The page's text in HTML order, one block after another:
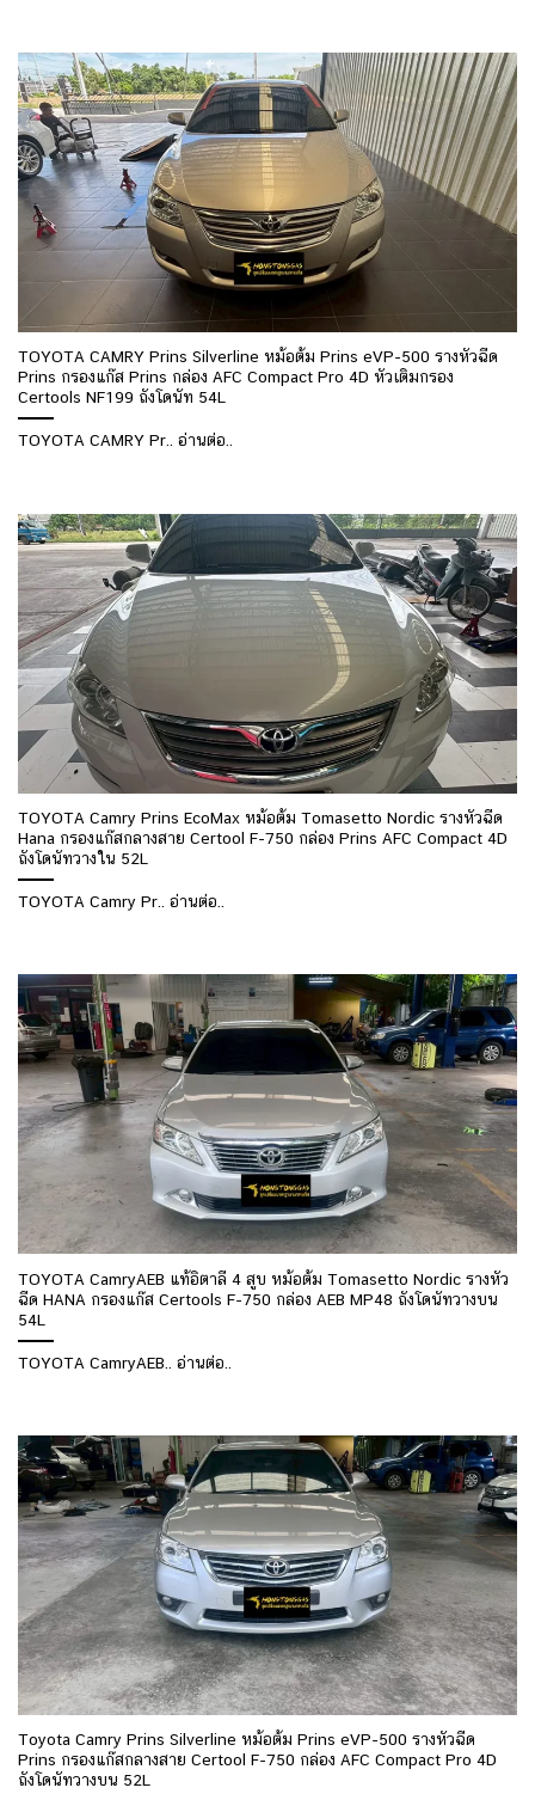
TOYOTA CAMRY Prins Silverline หม้อต้ม Prins eVP-500 รางหัวฉีด
Prins กรองแก๊ส Prins กล่อง AFC Compact Pro 4D หัวเติมกรอง
Certools NF199 ถังโดนัท 54L
TOYOTA CAMRY Pr.. อ่านต่อ..
TOYOTA Camry Prins EcoMax หม้อต้ม Tomasetto Nordic รางหัวฉีด
Hana กรองแก๊สกลางสาย Certool F-750 กล่อง Prins AFC Compact 4D
ถังโดนัทวางใน 52L
TOYOTA Camry Pr.. อ่านต่อ..
TOYOTA CamryAEB แท้อิตาลี 4 สูบ หม้อต้ม Tomasetto Nordic รางหัว
ฉีด HANA กรองแก๊ส Certools F-750 กล่อง AEB MP48 ถังโดนัทวางบน
54L
TOYOTA CamryAEB.. อ่านต่อ..
Toyota Camry Prins Silverline หม้อต้ม Prins eVP-500 รางหัวฉีด
Prins กรองแก๊สกลางสาย Certool F-750 กล่อง AFC Compact Pro 4D
ถังโดนัทวางบน 52L